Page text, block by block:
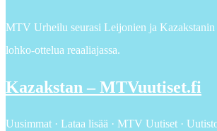
MTV Urheilu seurasi Leijonien ja
lohko-ottelua reaaliajassa.
Kazakstan – MTVuutiset.fi
Uusimmat · Lataa lisää · MTV Uutiset ·